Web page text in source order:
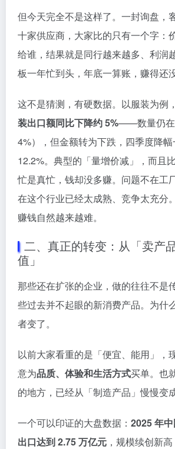
但今天完全不是这样了。一封询盘，
十家供应商，大家比的只有一个字：
给谁，结果就是同行越来越多、利润
板一年忙到头，年底一算账，赚得还
这不是猜测，有硬数据。以服装为例，
装出口额同比下降约 5%——数量仍在
4%），但金额转为下跌，四季度降
12.2%。典型的「量增价减」，而且
忙是真忙，钱却没多赚。问题不在工
在这个行业已经太成熟、竞争太充分
赚钱自然越来越难。
二、真正的转变：从「卖产
值」
那些还在扩张的企业，做的往往不是
些过去并不起眼的新消费产品。为什
者变了。
以前大家看重的是「便宜、能用」，
意为品质、体验和生活方式买单。也
的地方，已经从「制造产品」慢慢变
一个可以印证的大盘数据： 2025 年
出口达到 2.75 万亿元 ，规模续创新